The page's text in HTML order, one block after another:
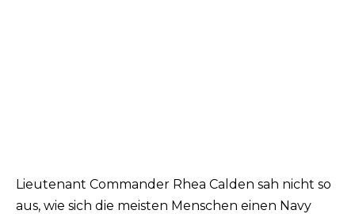
Lieutenant Commander Rhea Calden sah nicht so
aus, wie sich die meisten Menschen einen Navy